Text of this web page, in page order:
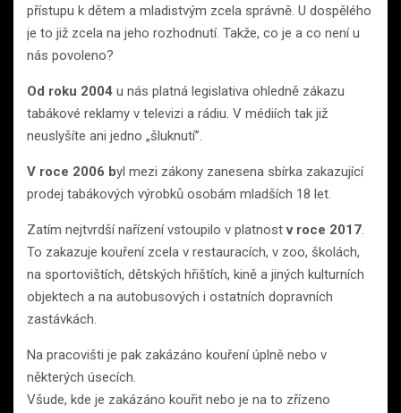
přístupu k dětem a mladistvým zcela správně. U dospělého
je to již zcela na jeho rozhodnutí. Takže, co je a co není u
nás povoleno?
Od roku 2004 u nás platná legislativa ohledně zákazu
tabákové reklamy v televizi a rádiu. V médiích tak již
neuslyšíte ani jedno „šluknutí”.
V roce 2006 byl mezi zákony zanesena sbírka zakazující
prodej tabákových výrobků osobám mladších 18 let.
Zatím nejtvrdší nařízení vstoupilo v platnostv roce 2017.
To zakazuje kouření zcela v restauracích, v zoo, školách,
na sportovištích, dětských hřištích, kině a jiných kulturních
objektech a na autobusových i ostatních dopravních
zastávkách.
Na pracovišti je pak zakázáno kouření úplně nebo v
některých úsecích.
Všude, kde je zakázáno kouřit nebo je na to zřízeno